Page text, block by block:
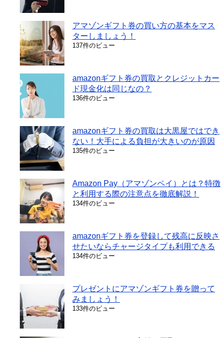
アマゾンギフト券の買い方の基本をマス
ターしましょう！
137件のビュー
amazonギフト券の買取とクレジットカー
ド現金化は同じなの？
136件のビュー
amazonギフト券の買取は大黒屋ではでき
ない！大手による負担が大きいのが原因
135件のビュー
Amazon Pay（アマゾンペイ）とは？特徴
と利用する際の注意点を徹底解説！
134件のビュー
amazonギフト券を登録して残高に反映さ
せたいならチャージタイプも利用できる
134件のビュー
プレゼントにアマゾンギフト券を贈って
みましょう！
133件のビュー